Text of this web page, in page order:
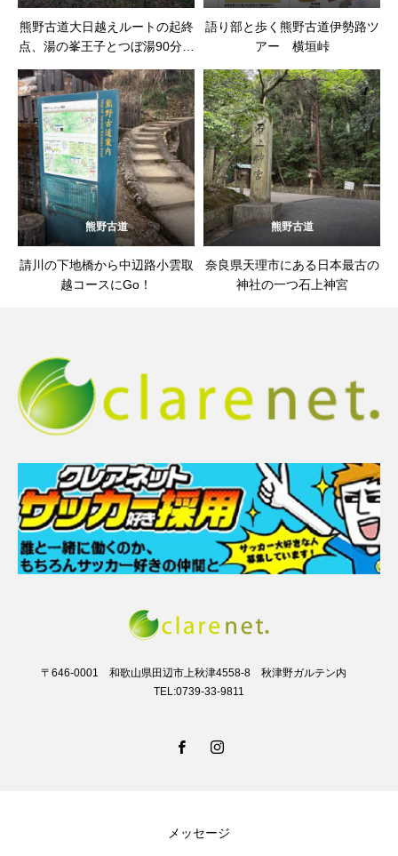
熊野古道大日越えルートの起終
点、湯の峯王子とつぼ湯90分待
語り部と歩く熊野古道伊勢路ツ
アー 横垣峠
熊野古道
請川の下地橋から中辺路小雲取
越コースにGo！
熊野古道
奈良県天理市にある日本最古の
神社の一つ石上神宮
〒646-0001 和歌山県田辺市上秋津4558-8 秋津野ガルテン内
TEL:0739-33-9811
メッセージ